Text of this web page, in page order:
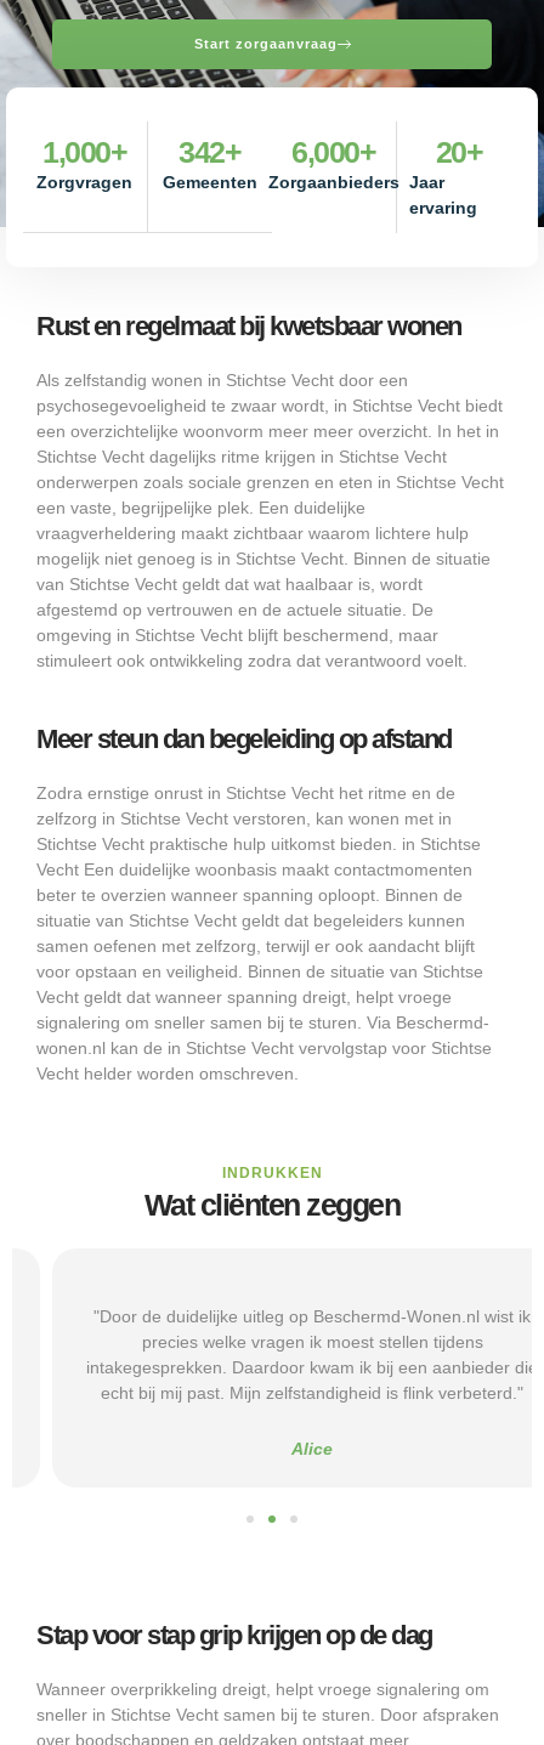
Start zorgaanvraag
Zorgvragen
1,000+
Gemeenten
342+
Zorgaanbieders
6,000+
Jaar
ervaring
20+
Rust en regelmaat bij kwetsbaar wonen
Als zelfstandig wonen in Stichtse Vecht door een
psychosegevoeligheid te zwaar wordt, in Stichtse Vecht biedt
een overzichtelijke woonvorm meer meer overzicht. In het in
Stichtse Vecht dagelijks ritme krijgen in Stichtse Vecht
onderwerpen zoals sociale grenzen en eten in Stichtse Vecht
een vaste, begrijpelijke plek. Een duidelijke
vraagverheldering maakt zichtbaar waarom lichtere hulp
mogelijk niet genoeg is in Stichtse Vecht. Binnen de situatie
van Stichtse Vecht geldt dat wat haalbaar is, wordt
afgestemd op vertrouwen en de actuele situatie. De
omgeving in Stichtse Vecht blijft beschermend, maar
stimuleert ook ontwikkeling zodra dat verantwoord voelt.
Meer steun dan begeleiding op afstand
Zodra ernstige onrust in Stichtse Vecht het ritme en de
zelfzorg in Stichtse Vecht verstoren, kan wonen met in
Stichtse Vecht praktische hulp uitkomst bieden. in Stichtse
Vecht Een duidelijke woonbasis maakt contactmomenten
beter te overzien wanneer spanning oploopt. Binnen de
situatie van Stichtse Vecht geldt dat begeleiders kunnen
samen oefenen met zelfzorg, terwijl er ook aandacht blijft
voor opstaan en veiligheid. Binnen de situatie van Stichtse
Vecht geldt dat wanneer spanning dreigt, helpt vroege
signalering om sneller samen bij te sturen. Via Beschermd-
wonen.nl kan de in Stichtse Vecht vervolgstap voor Stichtse
Vecht helder worden omschreven.
INDRUKKEN
Wat cliënten zeggen
"Door de duidelijke uitleg op Beschermd-Wonen.nl wist ik
precies welke vragen ik moest stellen tijdens
intakegesprekken. Daardoor kwam ik bij een aanbieder die
echt bij mij past. Mijn zelfstandigheid is flink verbeterd."
Alice
Stap voor stap grip krijgen op de dag
Wanneer overprikkeling dreigt, helpt vroege signalering om
sneller in Stichtse Vecht samen bij te sturen. Door afspraken
over boodschappen en geldzaken ontstaat meer